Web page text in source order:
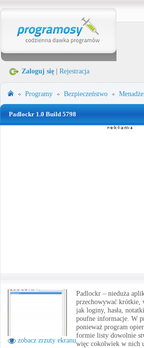
Zaloguj się Rejestracja
Programy Bezpieczeństwo
Padlockr 1.0 Build 5798
zobacz zrzuty ekranu
Padlockr – nieduża
przechowywać krótkie,
jak loginy, hasła,
poufne informacje. W
ponieważ program
formie listy dowolnie
więc cokolwiek w nich